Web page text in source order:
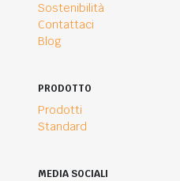
Sostenibilità
Contattaci
Blog
PRODOTTO
Prodotti
Standard
MEDIA SOCIALI